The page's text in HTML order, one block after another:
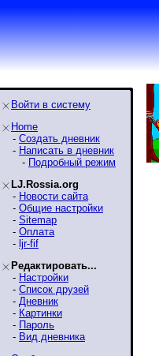
Войти в систему
Home
- Создать дневник
- Написать в дневник
- Подробный режим
LJ.Rossia.org
- Новости сайта
- Общие настройки
- Sitemap
- Оплата
- ljr-fif
Редактировать...
- Настройки
- Список друзей
- Дневник
- Картинки
- Пароль
- Вид дневника